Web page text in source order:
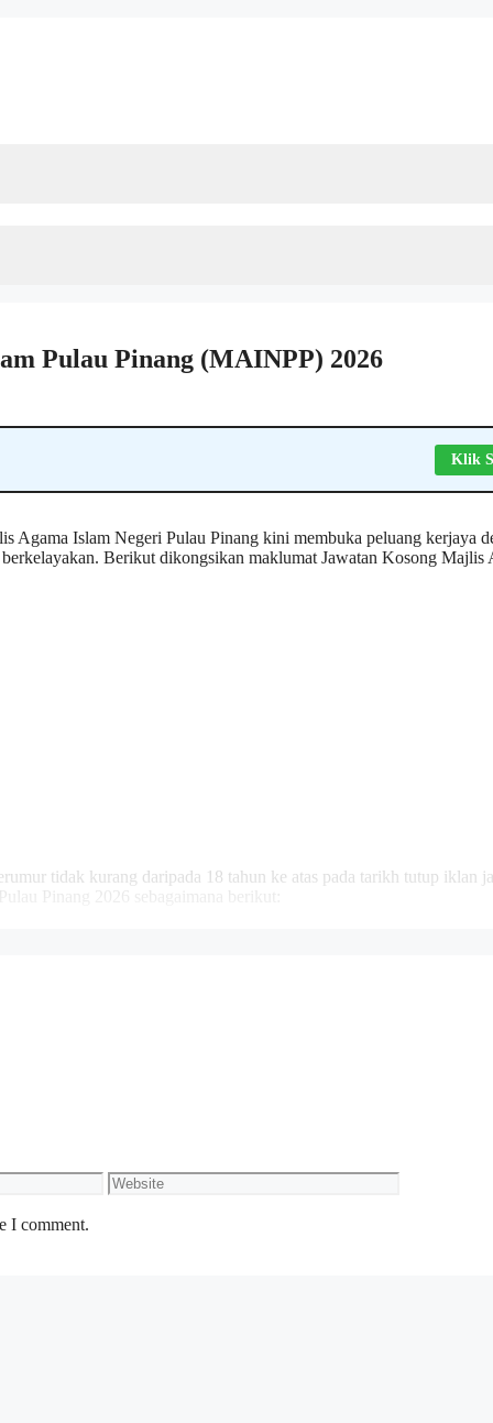
Pulau Pinang (MAINPP) 2026
Klik
Agama Islam Negeri Pulau Pinang kini membuka peluang kerjaya
Berikut dikongsikan maklumat Jawatan Kosong Majlis
tidak kurang daripada 18 tahun ke atas pada tarikh tutup iklan
Pinang 2026 sebagaimana berikut:
Kelayakan Akademik
Website
I comment.